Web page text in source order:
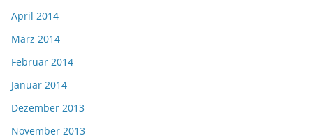
April 2014
März 2014
Februar 2014
Januar 2014
Dezember 2013
November 2013